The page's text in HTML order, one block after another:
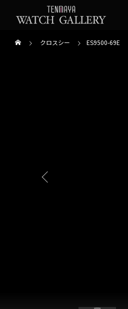
クロスシー ES9500-69E